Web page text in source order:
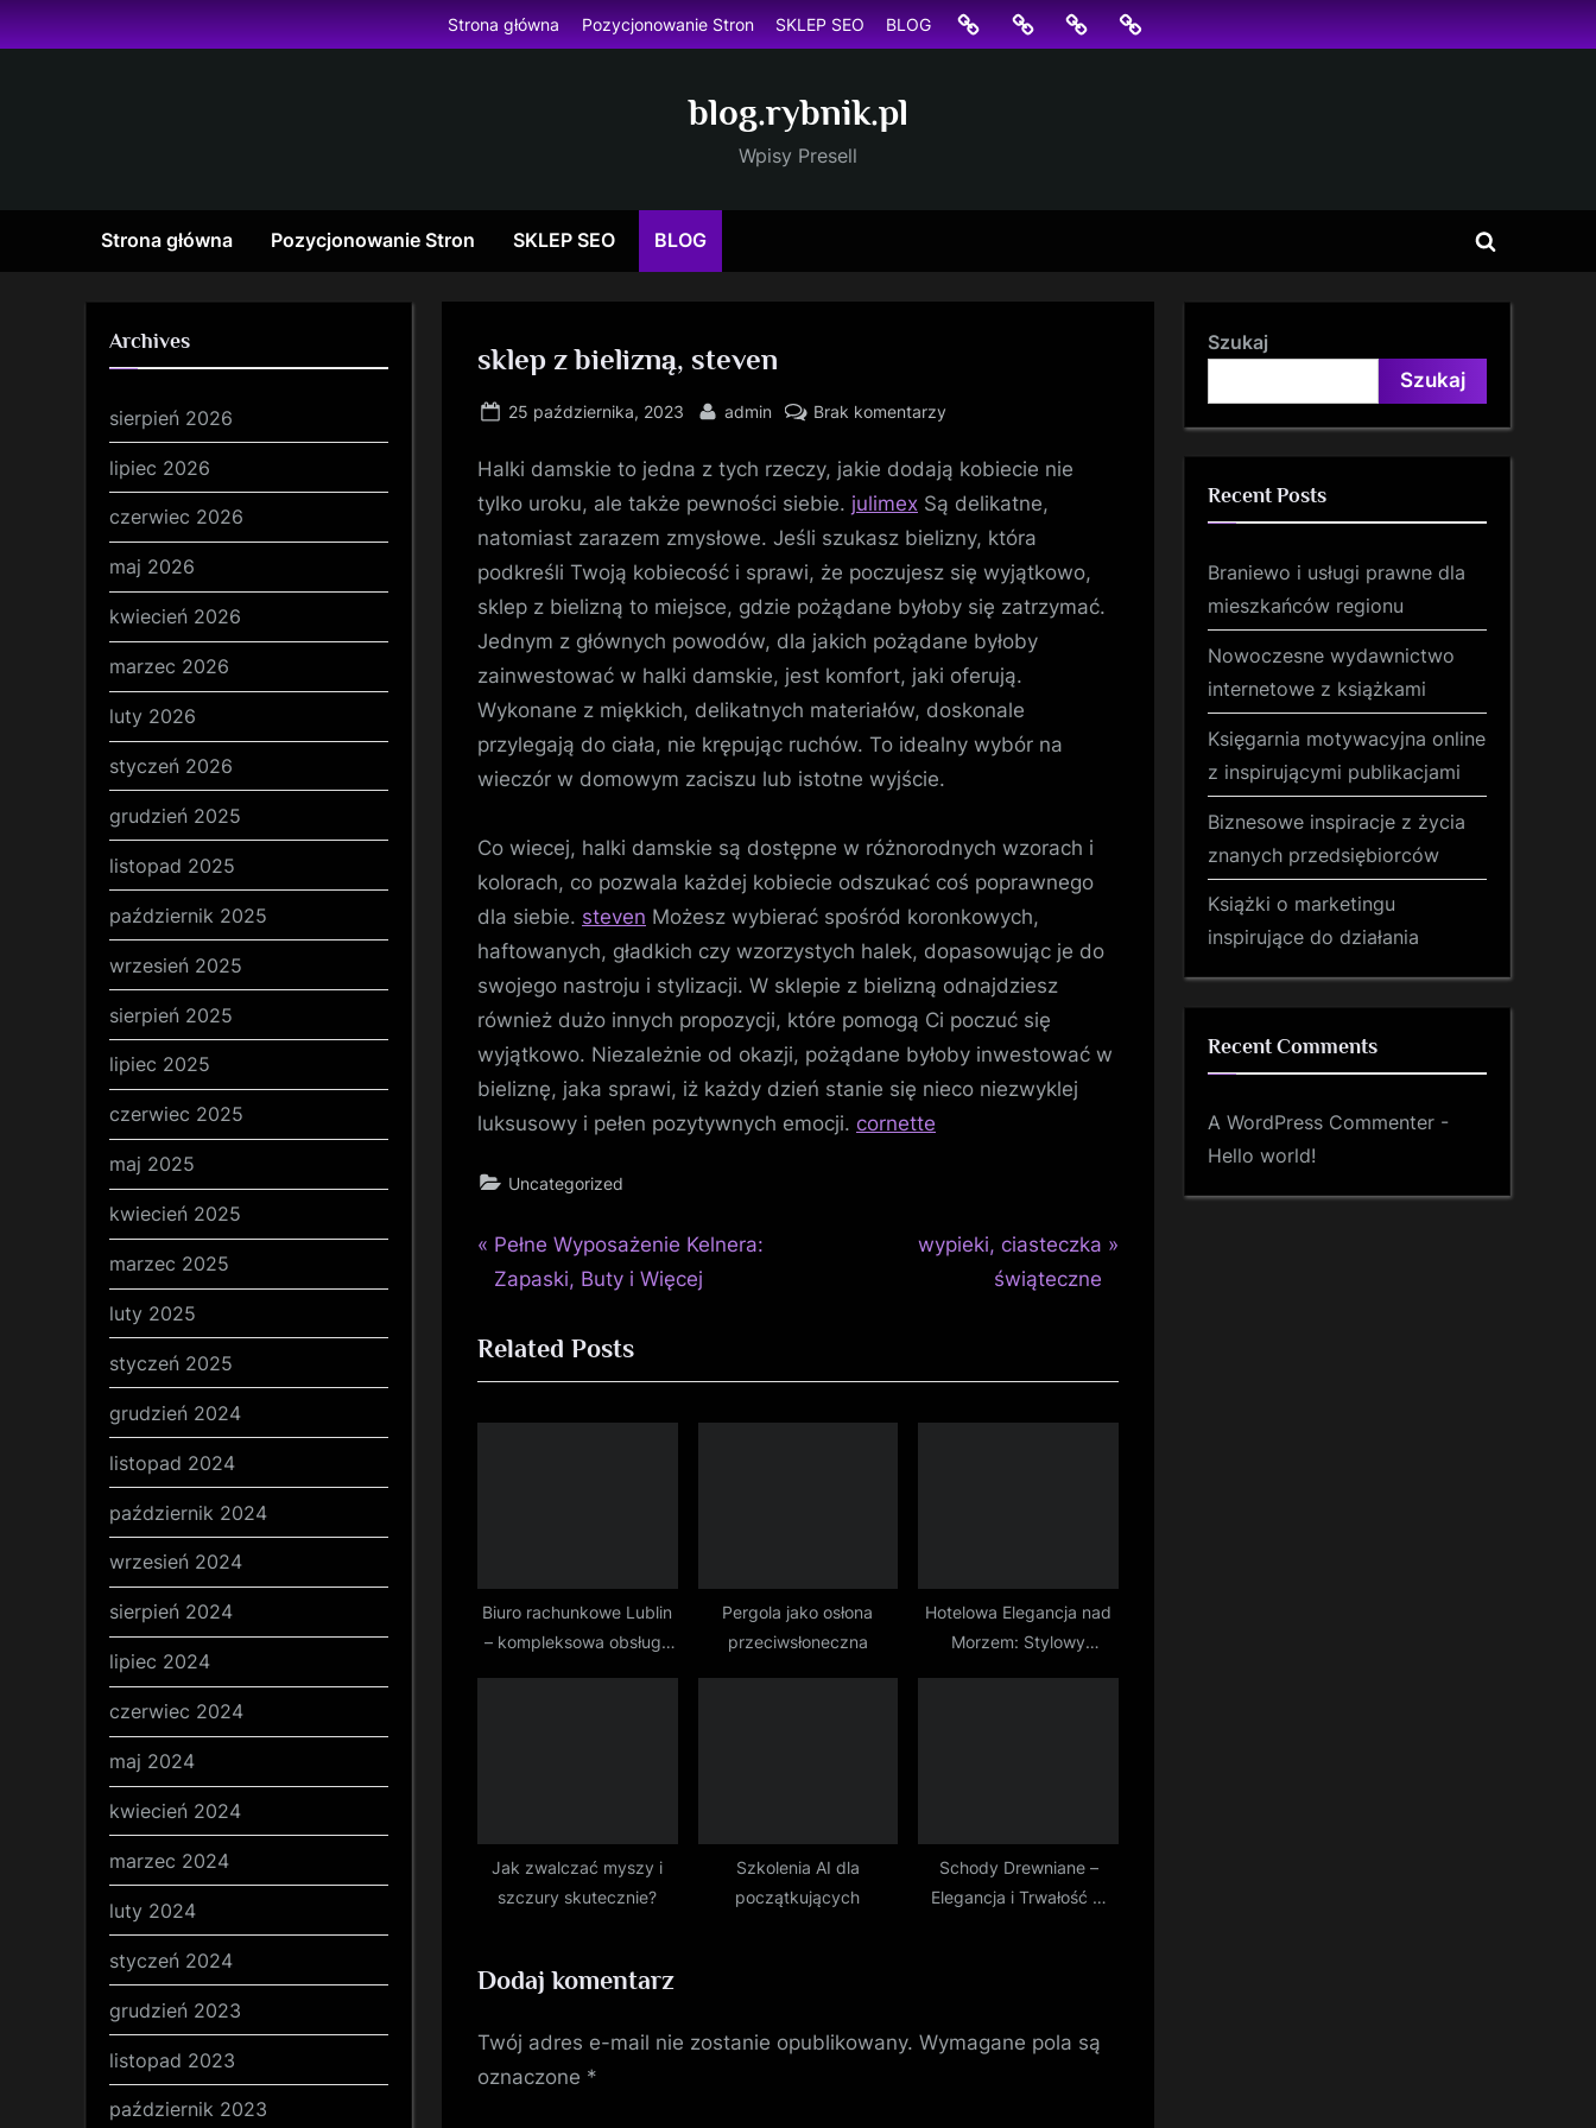
Skip
to
Strona główna Pozycjonowanie Stron SKLEP SEO BLOG
Strona
główna
Pozycjonowanie
Stron
SKLEP
SEO
BLOG
blog.rybnik.pl
Wpisy Presell
Strona główna Pozycjonowanie Stron SKLEP SEO BLOG
Toggle
sklep z bielizną, steven
Posted
25 października, 2023 By
admin Brak komentarzy
z
bielizną,
steven
Halki damskie to jedna z tych rzeczy, jakie dodają kobiecie nie
tylko uroku, ale także pewności siebie. julimex Są delikatne,
natomiast zarazem zmysłowe. Jeśli szukasz bielizny, która
podkreśli Twoją kobiecość i sprawi, że poczujesz się wyjątkowo,
sklep z bielizną to miejsce, gdzie pożądane byłoby się zatrzymać.
Jednym z głównych powodów, dla jakich pożądane byłoby
zainwestować w halki damskie, jest komfort, jaki oferują.
Wykonane z miękkich, delikatnych materiałów, doskonale
przylegają do ciała, nie krępując ruchów. To idealny wybór na
wieczór w domowym zaciszu lub istotne wyjście.
Co wiecej, halki damskie są dostępne w różnorodnych wzorach i
kolorach, co pozwala każdej kobiecie odszukać coś poprawnego
dla siebie. steven Możesz wybierać spośród koronkowych,
haftowanych, gładkich czy wzorzystych halek, dopasowując je do
swojego nastroju i stylizacji. W sklepie z bielizną odnajdziesz
również dużo innych propozycji, które pomogą Ci poczuć się
wyjątkowo. Niezależnie od okazji, pożądane byłoby inwestować w
bieliznę, jaka sprawi, iż każdy dzień stanie się nieco niezwyklej
luksusowy i pełen pozytywnych emocji. cornette
Uncategorized
Nawigacja
P
r
v
i
s
t
Pełne Wyposażenie Kelnera:
Zapaski, Buty i Więcej
N
P
wypieki, ciasteczka
świąteczne
Related Posts
Biuro rachunkowe Lublin
– kompleksowa obsługa
Pergola jako osłona
przeciwsłoneczna
Hotelowa Elegancja nad
Morzem: Stylowy
Jak zwalczać myszy i
szczury skutecznie?
Szkolenia AI dla
początkujących
Schody Drewniane –
Elegancja i Trwałość w
Dodaj komentarz
Twój adres e-mail nie zostanie opublikowany. Wymagane pola są
oznaczone *
Archives
sierpień 2026
lipiec 2026
czerwiec 2026
maj 2026
kwiecień 2026
marzec 2026
luty 2026
styczeń 2026
grudzień 2025
listopad 2025
październik 2025
wrzesień 2025
sierpień 2025
lipiec 2025
czerwiec 2025
maj 2025
kwiecień 2025
marzec 2025
luty 2025
styczeń 2025
grudzień 2024
listopad 2024
październik 2024
wrzesień 2024
sierpień 2024
lipiec 2024
czerwiec 2024
maj 2024
kwiecień 2024
marzec 2024
luty 2024
styczeń 2024
grudzień 2023
listopad 2023
październik 2023
Szukaj
Szukaj
Recent Posts
Braniewo i usługi prawne dla
mieszkańców regionu
Nowoczesne wydawnictwo
internetowe z książkami
Księgarnia motywacyjna online
z inspirującymi publikacjami
Biznesowe inspiracje z życia
znanych przedsiębiorców
Książki o marketingu
inspirujące do działania
Recent Comments
A WordPress Commenter -
Hello world!